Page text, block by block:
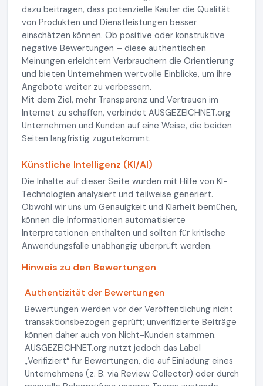
dazu beitragen, dass potenzielle Käufer die Qualität
von Produkten und Dienstleistungen besser
einschätzen können. Ob positive oder konstruktive
negative Bewertungen – diese authentischen
Meinungen erleichtern Verbrauchern die Orientierung
und bieten Unternehmen wertvolle Einblicke, um ihre
Angebote weiter zu verbessern.
Mit dem Ziel, mehr Transparenz und Vertrauen im
Internet zu schaffen, verbindet AUSGEZEICHNET.org
Unternehmen und Kunden auf eine Weise, die beiden
Seiten langfristig zugutekommt.
Künstliche Intelligenz (KI/AI)
Die Inhalte auf dieser Seite wurden mit Hilfe von KI-
Technologien analysiert und teilweise generiert.
Obwohl wir uns um Genauigkeit und Klarheit bemühen,
können die Informationen automatisierte
Interpretationen enthalten und sollten für kritische
Anwendungsfälle unabhängig überprüft werden.
Hinweis zu den Bewertungen
Authentizität der Bewertungen
Bewertungen werden vor der Veröffentlichung nicht
transaktionsbezogen geprüft; unverifizierte Beiträge
können daher auch von Nicht-Kunden stammen.
AUSGEZEICHNET.org nutzt jedoch das Label
„Verifiziert“ für Bewertungen, die auf Einladung eines
Unternehmens (z. B. via Review Collector) oder durch